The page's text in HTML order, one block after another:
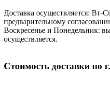
Доставка осуществляется: Вт-
предварительному
Воскресенье и Понедельник:
осуществляется.
Стоимость доставки по